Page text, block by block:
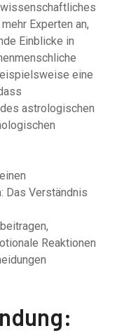
Experten an,
Einblicke in
eine
astrologischen
Das Verständnis
Reaktionen